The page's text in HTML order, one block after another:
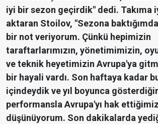
iyi bir sezon geçirdik" dedi. Takıma
aktaran Stoilov, "Sezona
bir not veriyorum. Çünkü hepimizin
taraftarlarımızın, yönetimimizin,
ve teknik heyetimizin Avrupa'ya
bir hayali vardı. Son haftaya kadar
içindeydik ve yıl boyunca
performansla Avrupa'yı hak
düşünüyorum. Son dakikalarda